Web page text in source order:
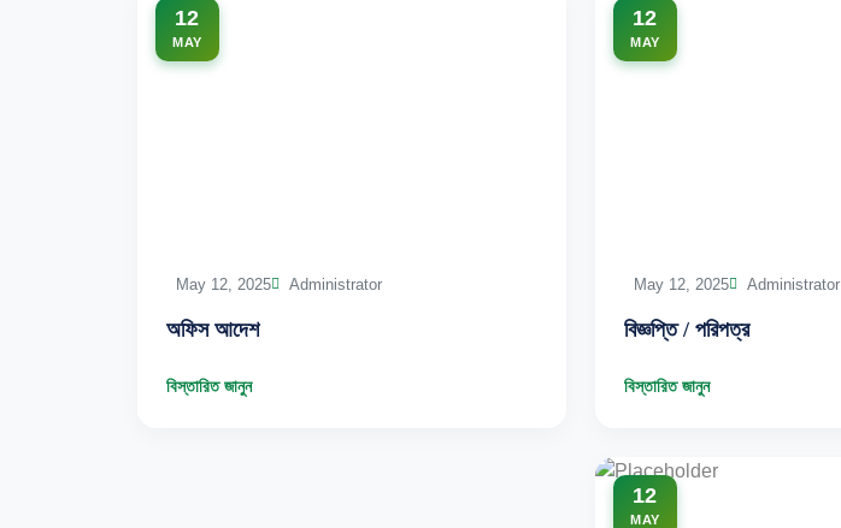
12
MAY
May 12, 2025 Administrator
অফিস আদেশ
বিস্তারিত জানুন
12
MAY
May 12, 2025 Administrator
বিজ্ঞপ্তি / পরিপত্র
বিস্তারিত জানুন
12
MAY